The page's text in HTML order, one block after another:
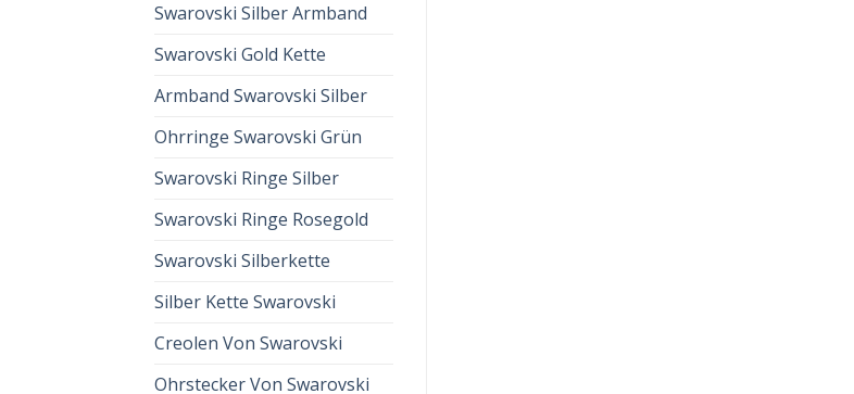
Swarovski Silber Armband
Swarovski Gold Kette
Armband Swarovski Silber
Ohrringe Swarovski Grün
Swarovski Ringe Silber
Swarovski Ringe Rosegold
Swarovski Silberkette
Silber Kette Swarovski
Creolen Von Swarovski
Ohrstecker Von Swarovski